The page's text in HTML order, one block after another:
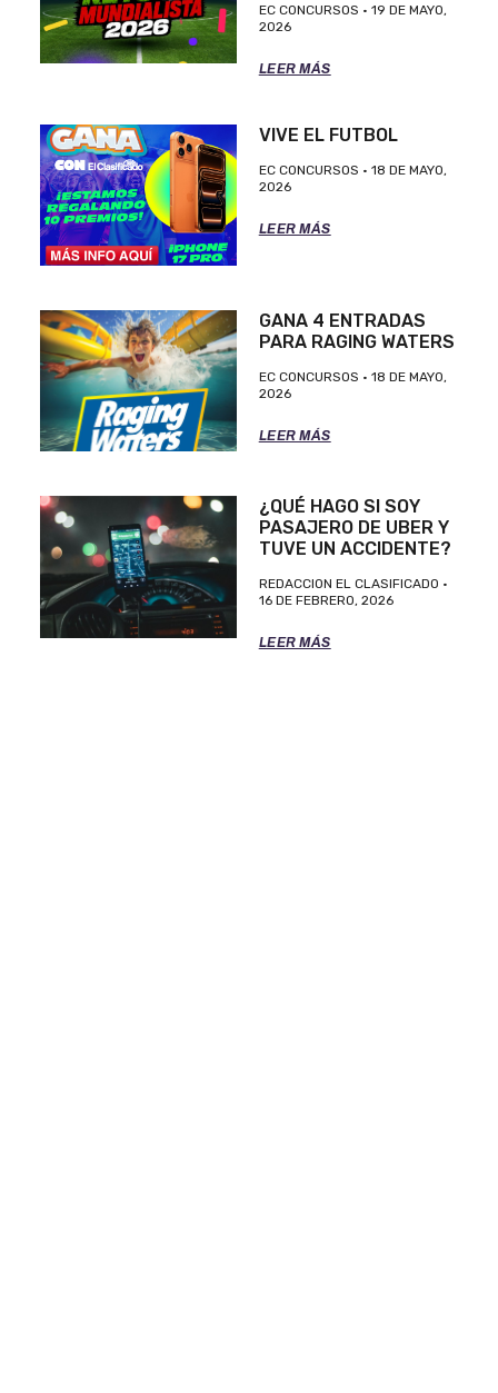
EC CONCURSOS
19 DE MAYO,
2026
LEER MÁS
VIVE EL FUTBOL
EC CONCURSOS
18 DE MAYO,
2026
LEER MÁS
GANA 4 ENTRADAS
PARA RAGING WATERS
EC CONCURSOS
18 DE MAYO,
2026
LEER MÁS
¿QUÉ HAGO SI SOY
PASAJERO DE UBER Y
TUVE UN ACCIDENTE?
REDACCION EL CLASIFICADO
16 DE FEBRERO, 2026
LEER MÁS